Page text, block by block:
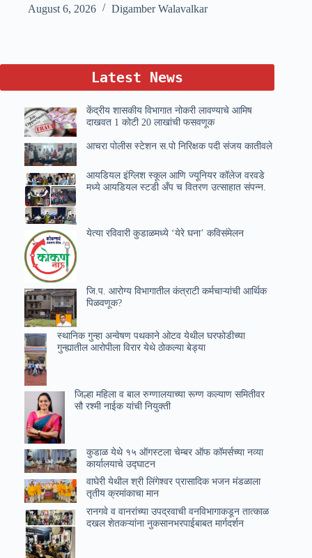
August 6, 2026
Digamber Walavalkar
Latest News
केंद्रीय शासकीय विभागात नोकरी लावण्याचे आमिष
दाखवत 1 कोटी 20 लाखांची फसवणूक
आचरा पोलीस स्टेशन स.पो निरिक्षक पदी संजय कातीवले
आयडियल इंग्लिश स्कूल आणि ज्यूनियर कॉलेज वरवडे
मध्ये आयडियल स्टडी अँप च वितरण उत्साहात संपन्न.
येत्या रविवारी कुडाळमध्ये ‘येरे घना’ कविसंमेलन
जि.प. आरोग्य विभागातील कंत्राटी कर्मचाऱ्यांची आर्थिक
पिळवणूक?
स्थानिक गुन्हा अन्वेषण पथकाने ओटव येथील घरफोडीच्या
गुन्ह्यातील आरोपीला विरार येथे ठोकल्या बेड्या
जिल्हा महिला व बाल रुग्णालयाच्या रूग्ण कल्याण समितीवर
सौ रश्मी नाईक यांची नियुक्ती
कुडाळ येथे १५ ऑगस्टला चेम्बर ऑफ कॉमर्सच्या नव्या
कार्यालयाचे उ‌द्घाटन
वाघेरी येथील श्री लिंगेश्वर प्रासादिक भजन मंडळाला
तृतीय क्रमांकाचा मान
रानगवे व वानरांच्या उपद्रवाची वनविभागाकडून तात्काळ
दखल शेतकऱ्यांना नुकसानभरपाईबाबत मार्गदर्शन